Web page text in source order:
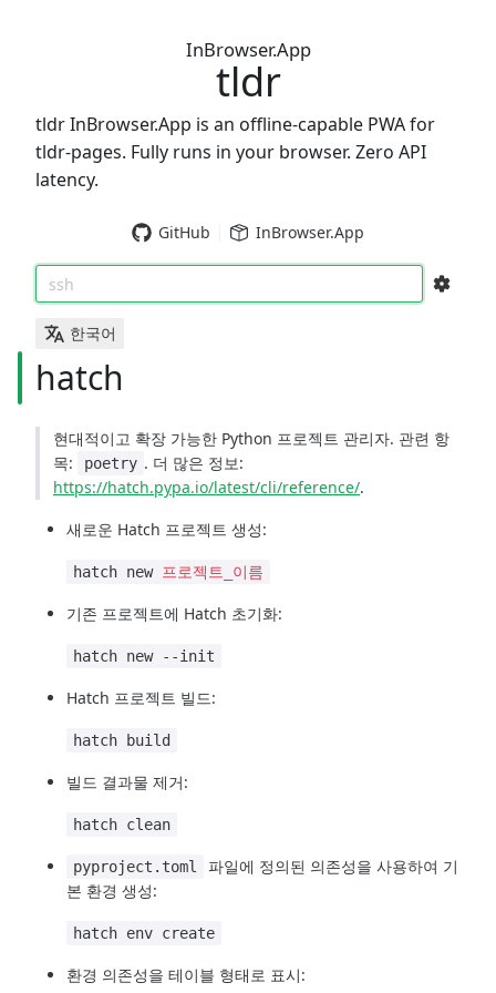
InBrowser.App
tldr
tldr InBrowser.App is an offline-capable PWA for
tldr-pages. Fully runs in your browser. Zero API
latency.
GitHub InBrowser.App
ssh
한국어
hatch
현대적이고 확장 가능한 Python 프로젝트 관리자. 관련 항
목:
poetry . 더 많은 정보:
https://hatch.pypa.io/latest/cli/reference/.
새로운 Hatch 프로젝트 생성:
hatch new 프로젝트_이름
기존 프로젝트에 Hatch 초기화:
hatch new --init
Hatch 프로젝트 빌드:
hatch build
빌드 결과물 제거:
hatch clean
pyproject.toml
파일에 정의된 의존성을 사용하여 기
본 환경 생성:
hatch env create
환경 의존성을 테이블 형태로 표시: